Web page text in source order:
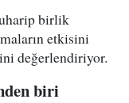
birlik
etkisini
değerlendiriyor.
biri